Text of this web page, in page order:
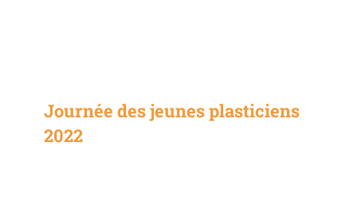
Journée des jeunes plasticiens
2022